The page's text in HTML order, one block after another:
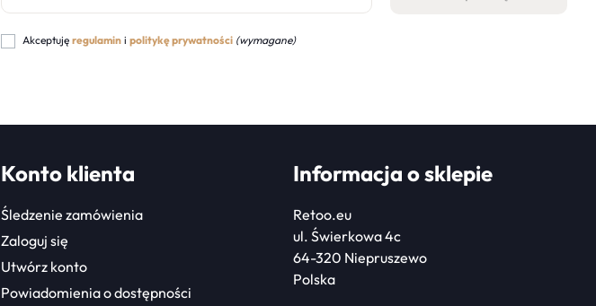
Akceptuję regulamin i politykę prywatności (wymagane)
Konto klienta
Śledzenie zamówienia
Zaloguj się
Utwórz konto
Powiadomienia o dostępności
Informacja o sklepie
Retoo.eu
ul. Świerkowa 4c
64-320 Niepruszewo
Polska